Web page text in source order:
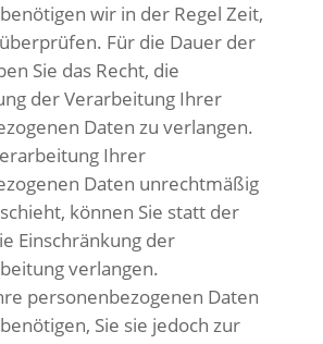
wir in der Regel Zeit,
Für die Dauer der
Sie das Recht, die
der Verarbeitung Ihrer
Daten zu verlangen.
Ihrer
Daten unrechtmäßig
können Sie statt der
Einschränkung der
verlangen.
personenbezogenen Daten
Sie sie jedoch zur